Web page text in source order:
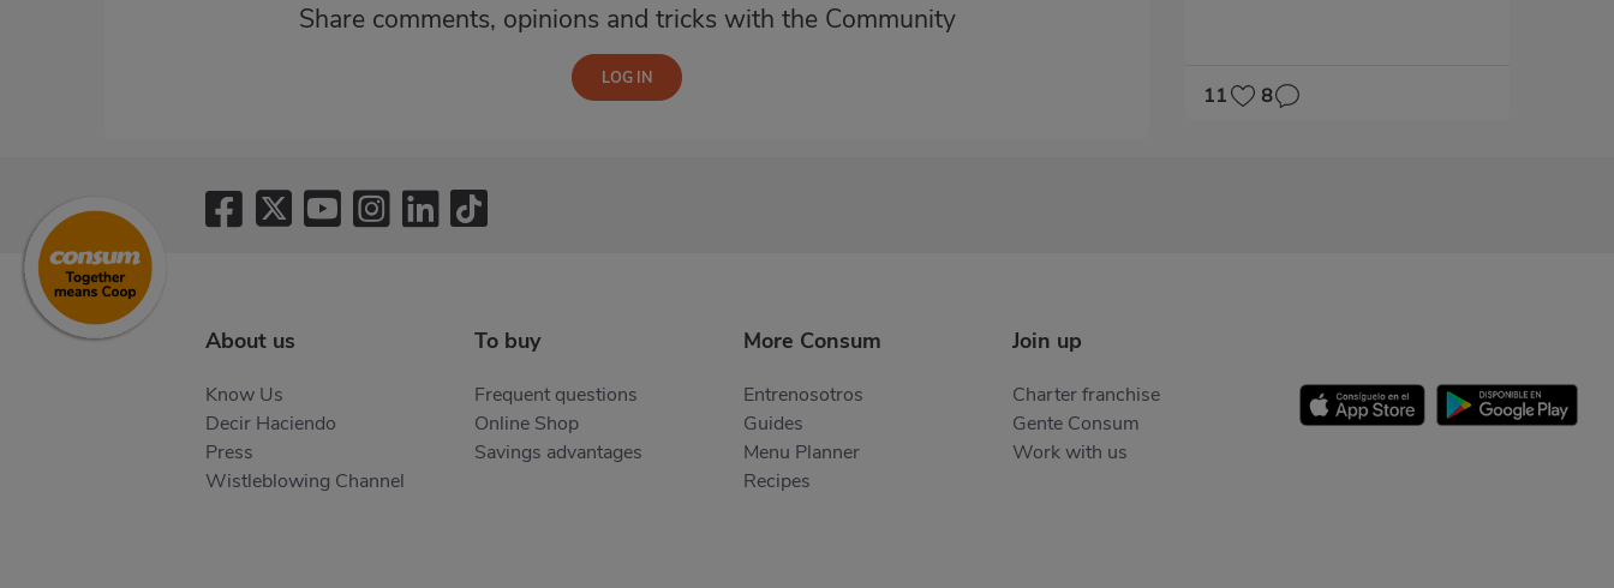
11 8
Share comments, opinions and tricks with the Community
About us
Know Us
Decir Haciendo
Press
Wistleblowing Channel
To buy
Frequent questions
Online Shop
Savings advantages
More Consum
Entrenosotros
Guides
Menu Planner
Recipes
Join up
Charter franchise
Gente Consum
Work with us